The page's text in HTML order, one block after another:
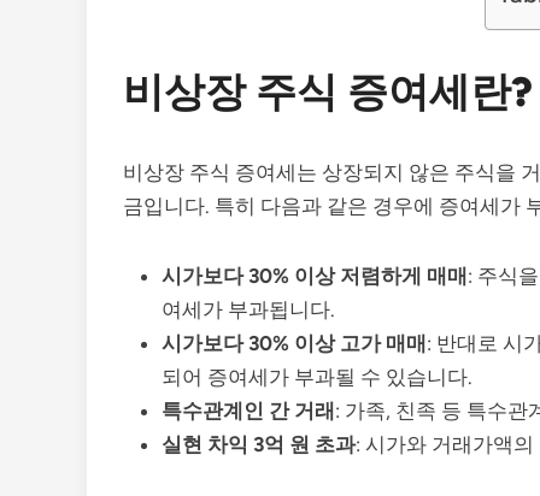
비상장 주식 증여세란?
비상장 주식 증여세는 상장되지 않은 주식을
금입니다. 특히 다음과 같은 경우에 증여세가
시가보다 30% 이상 저렴하게 매매: 주식
여세가 부과됩니다.
시가보다 30% 이상 고가 매매: 반대로 시
되어 증여세가 부과될 수 있습니다.
특수관계인 간 거래: 가족, 친족 등 특수관
실현 차익 3억 원 초과: 시가와 거래가액